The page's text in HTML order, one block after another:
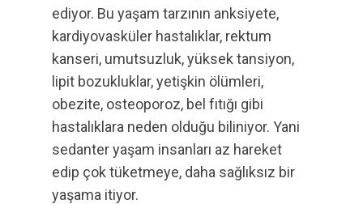
ediyor. Bu yaşam tarzının anksiyete,
kardiyovasküler hastalıklar, rektum
kanseri, umutsuzluk, yüksek tansiyon,
lipit bozukluklar, yetişkin ölümleri,
obezite, osteoporoz, bel fıtığı gibi
hastalıklara neden olduğu biliniyor. Yani
sedanter yaşam insanları az hareket
edip çok tüketmeye, daha sağlıksız bir
yaşama itiyor.